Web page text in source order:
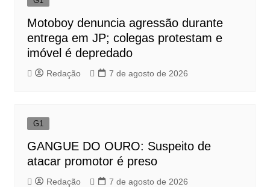
Motoboy denuncia agressão durante
entrega em JP; colegas protestam e
imóvel é depredado
Redação 7 de agosto de 2026
G1
GANGUE DO OURO: Suspeito de
atacar promotor é preso
Redação 7 de agosto de 2026